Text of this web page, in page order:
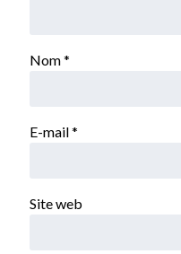
Nom*
E-mail*
Site web